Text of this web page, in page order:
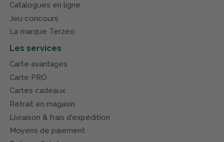
Catalogues en ligne
Jeu concours
La marque Terzéo
Les services
Carte avantages
Carte PRO
Cartes cadeaux
Retrait en magasin
Livraison & frais d'expédition
Moyens de paiement